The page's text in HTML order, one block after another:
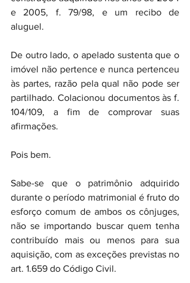
e 2005, f. 79/98, e um recibo de
aluguel.
De outro lado, o apelado sustenta que o
imóvel não pertence e nunca pertenceu
às partes, razão pela qual não pode ser
partilhado. Colacionou documentos às f.
104/109, a fim de comprovar suas
afirmações.
Pois bem.
Sabe-se que o patrimônio adquirido
durante o período matrimonial é fruto do
esforço comum de ambos os cônjuges,
não se importando buscar quem tenha
contribuído mais ou menos para sua
aquisição, com as exceções previstas no
art. 1.659 do Código Civil.